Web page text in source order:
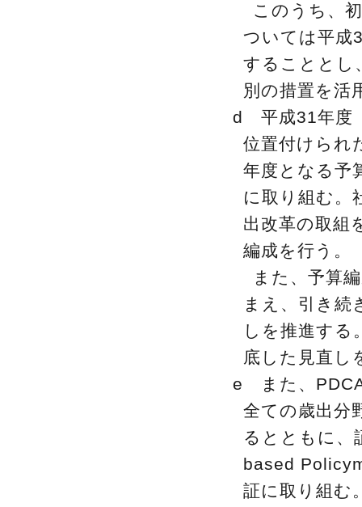
このうち、
ついては平成
することとし
別の措置を活
d 平成31年度
位置付けられ
年度となる予
に取り組む。
出改革の取組
編成を行う。
また、予算
まえ、引き続
しを推進する
底した見直し
e また、
全ての歳出分
るとともに、
based
証に取り組む